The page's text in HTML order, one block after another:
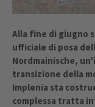
Alla fine di giugno
ufficiale di posa
Nordmainische,
transizione della
Implenia sta
complessa tratta